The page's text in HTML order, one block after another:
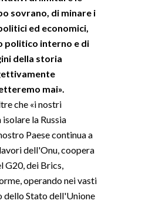
sovrano, di minare i
ed economici,
politico interno e di
della storia
mai».
che «i nostri
la Russia
Paese continua a
dell'Onu, coopera
G20, dei Brics,
operando nei vasti
dello Stato dell'Unione